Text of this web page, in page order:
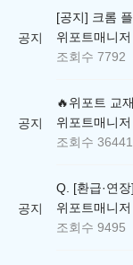
공지
위포트매니저
조회수 7792
공지
위포트매니저
조회수 36441
공지
위포트매니저
조회수 9495